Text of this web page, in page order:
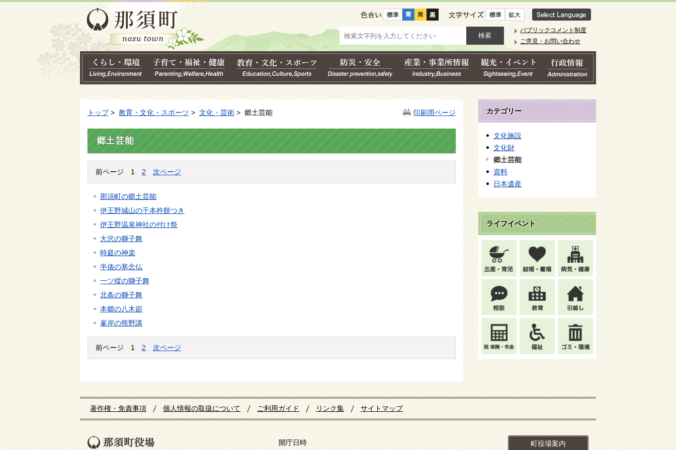
色合い 文字サイズ
パブリックコメント制度
ご意見・お問い合わせ
印刷用ページ
トップ> 教育・文化・スポーツ > 文化・芸術 > 郷土芸能
郷土芸能
前ページ 1 2 次ページ
那須町の郷土芸能
伊王野城山の千本杵餅つき
伊王野温泉神社の付け祭
大沢の獅子舞
時庭の神楽
半俵の寒念仏
一ツ樅の獅子舞
北条の獅子舞
本郷の八木節
峯岸の熊野講
前ページ 1 2 次ページ
カテゴリー
文化施設
文化財
郷土芸能
資料
日本遺産
ライフイベント
著作権・免責事項 個人情報の取扱について ご利用ガイド リンク集 サイトマップ
開庁日時 町役場案内